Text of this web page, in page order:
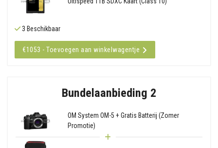
3 Beschikbaar
€1053 - Toevoegen aan winkelwagentje
Bundelaanbieding 2
OM System OM-5 + Gratis Batterij (Zomer
Promotie)